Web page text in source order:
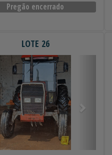
Pregão encerrado
LOTE 26